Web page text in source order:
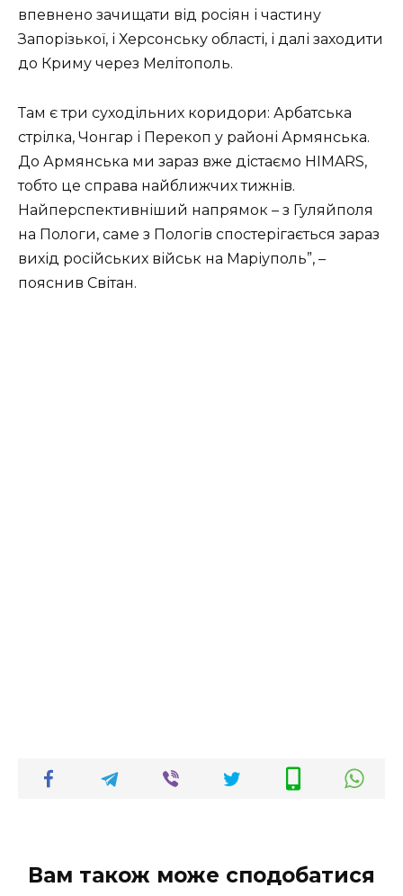
впевнено зачищати від росіян і частину
Запорізької, і Херсонську області, і далі заходити
до Криму через Мелітополь.
Там є три суходільних коридори: Арбатська
стрілка, Чонгар і Перекоп у районі Армянська.
До Армянська ми зараз вже дістаємо HIMARS,
тобто це справа найближчих тижнів.
Найперспективніший напрямок – з Гуляйполя
на Пологи, саме з Пологів спостерігається зараз
вихід російських військ на Маріуполь”, –
пояснив Світан.
Вам також може сподобатися